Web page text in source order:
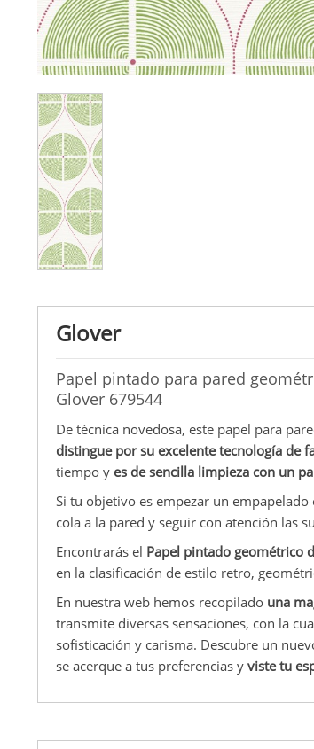
Glover
Papel pintado para pared
Glover 679544
De técnica novedosa, este papel para
distingue por su excelente tecnología de
tiempo y es de sencilla limpieza con un
Si tu objetivo es empezar un
cola a la pared y seguir con atención las
Encontrarás el Papel pintado geométrico
en la clasificación de estilo retro,
En nuestra web hemos recopilado una
transmite diversas sensaciones, con la
sofisticación y carisma. Descubre un
se acerque a tus preferencias y viste tu